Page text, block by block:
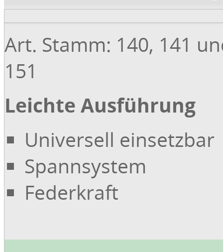
Art. Stamm: 140, 141
151
Leichte Ausführung
Universell einsetzbar
Spannsystem
Federkraft